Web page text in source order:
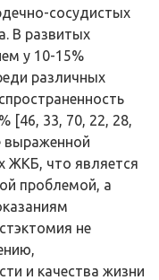
сосудистых
В развитых
у 10-15%
различных
[46, 33, 70, 22, 28,
выраженной
ЖКБ, что является
проблемой, а
не
и качества жизни